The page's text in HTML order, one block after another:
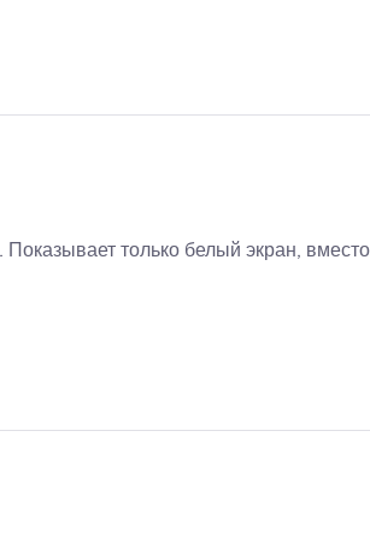
только белый экран, вместо